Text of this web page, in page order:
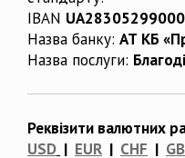
IBAN
Назва банку: АТ КБ
Назва послуги:
Реквізити валютних
USD | EUR | CHF |